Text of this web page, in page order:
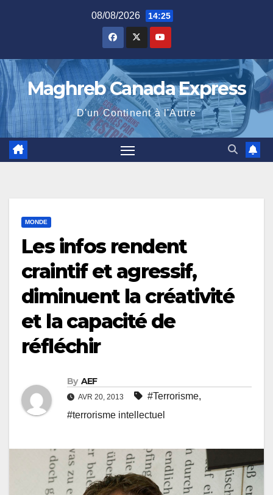
08/08/2026 14:25
Maghreb Canada Express
D'un Continent à l'Autre
MONDE
Les infos rendent
craintif et agressif,
diminuent la créativité
et la capacité de
réfléchir
By AEF
AVR 20, 2013 #Terrorisme,
#terrorisme intellectuel